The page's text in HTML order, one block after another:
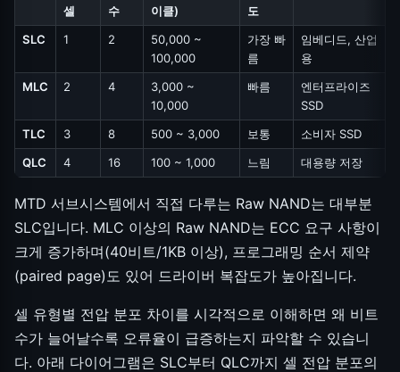
셀
수
이클)
도
SLC 1 2
50,000 ~
100,000
가장 빠
름
임베디드, 산업
용
MLC
2 4
3,000 ~
10,000
빠름
엔터프라이즈
SSD
TLC
3 8 500 ~ 3,000 보통
소비자 SSD
QLC
4 16 100 ~ 1,000 느림 대용량 저장
MTD 서브시스템에서 직접 다루는 Raw NAND는 대부분
SLC입니다. MLC 이상의 Raw NAND는 ECC 요구 사항이
크게 증가하며(40비트/1KB 이상), 프로그래밍 순서 제약
(paired page)도 있어 드라이버 복잡도가 높아집니다.
셀 유형별 전압 분포 차이를 시각적으로 이해하면 왜 비트
수가 늘어날수록 오류율이 급증하는지 파악할 수 있습니
다. 아래 다이어그램은 SLC부터 QLC까지 셀 전압 분포의